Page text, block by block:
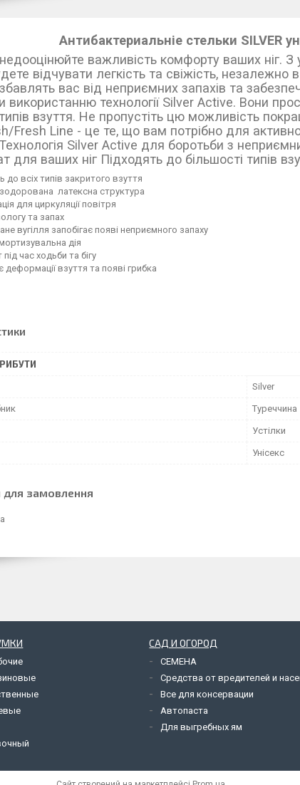
Антибактериальніе стельки SILVER
важливість комфорту ваших ніг.
відчувати легкість та свіжість, незалежно
вас від неприємних запахів та
використанню технології Silver Active. Вони
взуття. Не пропустіть цю можливість
Fresh Line - це те, що вам потрібно для
Silver Active для боротьби з
для ваших ніг Підходять до більшості типів
до всіх типів закритого взуття
латексна структура
для циркуляції повітря
та запах
вугілля запобігає появі неприємного запаху
дія
час ходьби та бігу
деформації взуття та появі грибка
Silver
Туреччина
Устілки
Унісекс
для замовлення
САД И ОГОРОД
СЕМЕНА
Средства от вредителей и
Все для консервации
Автопаста
Для выгребных ям